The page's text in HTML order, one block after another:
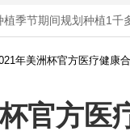
节期间规划种植1千多
年美洲杯官方医疗健康
官方医